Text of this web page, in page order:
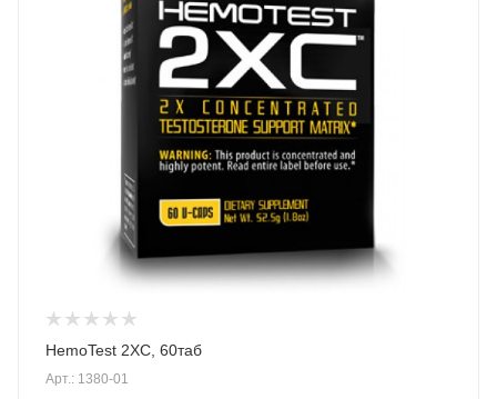
HemoTest 2XC, 60таб
Арт.: 1380-01